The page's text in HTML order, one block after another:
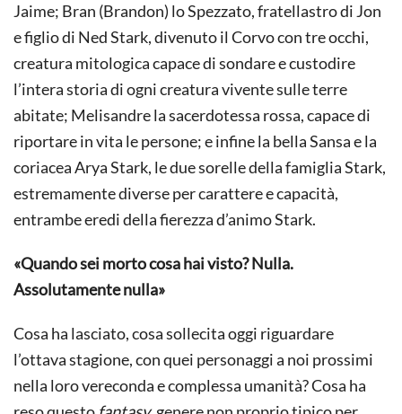
Jaime; Bran (Brandon) lo Spezzato, fratellastro di Jon
e figlio di Ned Stark, divenuto il Corvo con tre occhi,
creatura mitologica capace di sondare e custodire
l’intera storia di ogni creatura vivente sulle terre
abitate; Melisandre la sacerdotessa rossa, capace di
riportare in vita le persone; e infine la bella Sansa e la
coriacea Arya Stark, le due sorelle della famiglia Stark,
estremamente diverse per carattere e capacità,
entrambe eredi della fierezza d’animo Stark.
«Quando sei morto cosa hai visto? Nulla.
Assolutamente nulla»
Cosa ha lasciato, cosa sollecita oggi riguardare
l’ottava stagione, con quei personaggi a noi prossimi
nella loro vereconda e complessa umanità? Cosa ha